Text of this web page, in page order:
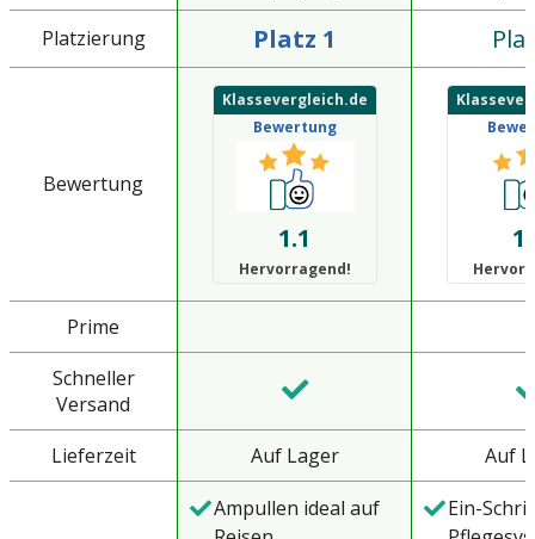
Platzierung Platz 1
Bewertung
Klassevergleich.de
Bewertung
1.1
Hervorragend!
Prime
Schneller
Versand
Lieferzeit
Auf Lager
Auf
Ampullen ideal auf
Ein-